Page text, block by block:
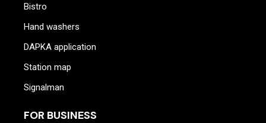
Bistro
Hand washers
DAPKA application
Station map
Signalman
FOR BUSINESS